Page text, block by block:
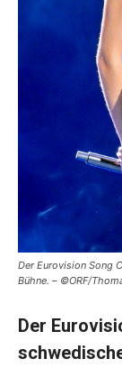
Der Eurovision Song
Bühne. – ©ORF/
Der